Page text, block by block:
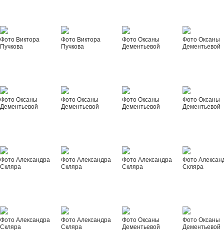
Фото Виктора
Пучкова
Фото Виктора
Пучкова
Фото Оксаны
Дементьевой
Фото Оксаны
Дементьевой
Фото Оксаны
Дементьевой
Фото Оксаны
Дементьевой
Фото Оксаны
Дементьевой
Фото Оксаны
Дементьевой
Фото Александра
Скляра
Фото Александра
Скляра
Фото Александра
Скляра
Фото
Скляра
Фото Александра
Скляра
Фото Александра
Скляра
Фото Оксаны
Дементьевой
Фото Оксаны
Дементьевой